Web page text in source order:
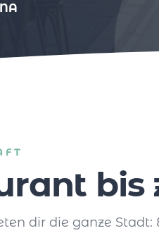
bis
dir die ganze Stadt: